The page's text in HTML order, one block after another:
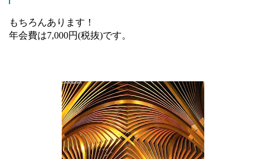
もちろんあります！
年会費は7,000円(税抜)です。